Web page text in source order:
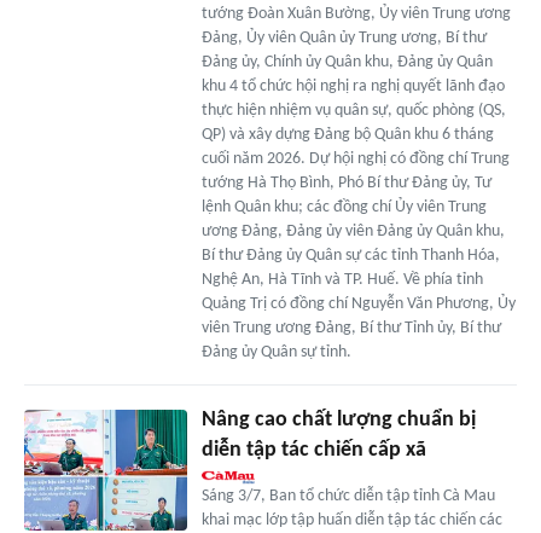
tướng Đoàn Xuân Bường, Ủy viên Trung ương
Đảng, Ủy viên Quân ủy Trung ương, Bí thư
Đảng ủy, Chính ủy Quân khu, Đảng ủy Quân
khu 4 tổ chức hội nghị ra nghị quyết lãnh đạo
thực hiện nhiệm vụ quân sự, quốc phòng (QS,
QP) và xây dựng Đảng bộ Quân khu 6 tháng
cuối năm 2026. Dự hội nghị có đồng chí Trung
tướng Hà Thọ Bình, Phó Bí thư Đảng ủy, Tư
lệnh Quân khu; các đồng chí Ủy viên Trung
ương Đảng, Đảng ủy viên Đảng ủy Quân khu,
Bí thư Đảng ủy Quân sự các tỉnh Thanh Hóa,
Nghệ An, Hà Tĩnh và TP. Huế. Về phía tỉnh
Quảng Trị có đồng chí Nguyễn Văn Phương, Ủy
viên Trung ương Đảng, Bí thư Tỉnh ủy, Bí thư
Đảng ủy Quân sự tỉnh.
Nâng cao chất lượng chuẩn bị
diễn tập tác chiến cấp xã
Sáng 3/7, Ban tổ chức diễn tập tỉnh Cà Mau
khai mạc lớp tập huấn diễn tập tác chiến các